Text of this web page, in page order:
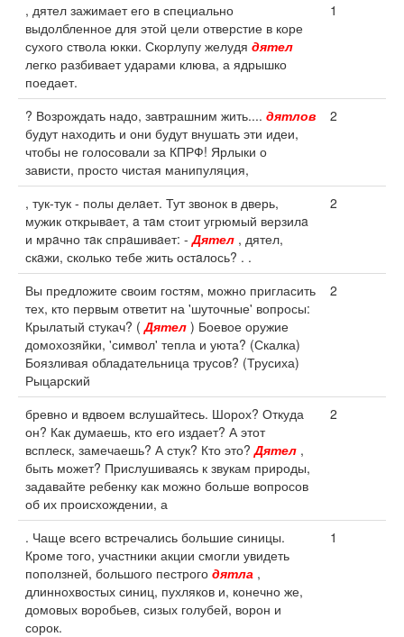
, дятел зажимает его в специально
выдолбленное для этой цели отверстие в коре
сухого ствола юкки. Скорлупу желудя дятел
легко разбивает ударами клюва, а ядрышко
поедает.
1
? Возрождать надо, завтрашним жить.... дятлов
будут находить и они будут внушать эти идеи,
чтобы не голосовали за КПРФ! Ярлыки о
зависти, просто чистая манипуляция,
2
, тук-тук - полы делaет. Тут звонок в дверь,
мужик открывaет, a тaм стоит угрюмый верзилa
и мрaчно тaк спрaшивaет: -Дятел , дятел,
скaжи, сколько тебе жить остaлось? . .
2
Вы предложите своим гостям, можно пригласить
тех, кто первым ответит на 'шуточные' вопросы:
Крылатый стукач? (Дятел ) Боевое оружие
домохозяйки, 'символ' тепла и уюта? (Скалка)
Боязливая обладательница трусов? (Трусиха)
Рыцарский
2
бревно и вдвоем вслушайтесь. Шорох? Откуда
он? Как думаешь, кто его издает? А этот
всплеск, замечаешь? А стук? Кто это?Дятел ,
быть может? Прислушиваясь к звукам природы,
задавайте ребенку как можно больше вопросов
об их происхождении, а
2
. Чаще всего встречались большие синицы.
Кроме того, участники акции смогли увидеть
поползней, большого пестрого дятла ,
длиннохвостых синиц, пухляков и, конечно же,
домовых воробьев, сизых голубей, ворон и
сорок.
1